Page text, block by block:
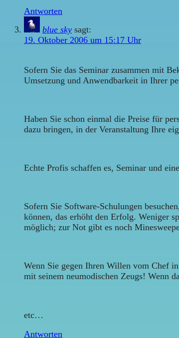
Antworten
blue sky sagt:
19. Oktober 2006 um 15:17 Uhr
Sofern Sie das Seminar zusammen mit
Umsetzung und Anwendbarkeit in Ihrer
Haben Sie schon einmal die Preise für
dazu bringen, in der Veranstaltung Ihre
Echte Profis schaffen es, Seminar und
Sofern Sie Software-Schulungen
können, das erhöht den Erfolg. Weniger
möglich; zur Not gibt es noch
Wenn Sie gegen Ihren Willen vom Chef
mit seinem neumodischen Zeugs! Wenn
etc…
Antworten